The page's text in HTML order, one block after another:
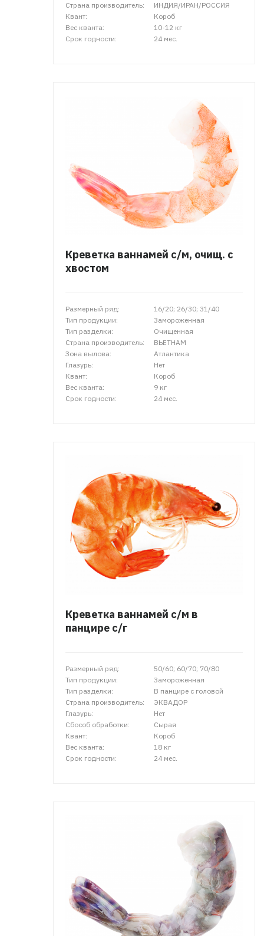
Страна производитель:
ИНДИЯ/ИРАН/РОССИЯ
Квант:
Короб
Вес кванта:
10-12 кг
Срок годности:
24 мес.
Креветка ваннамей с/м, очищ. с
хвостом
Размерный ряд:
16/20; 26/30; 31/40
Тип продукции:
Замороженная
Тип разделки:
Очищенная
Страна производитель:
ВЬЕТНАМ
Зона вылова:
Атлантика
Глазурь:
Нет
Квант:
Короб
Вес кванта:
9 кг
Срок годности:
24 мес.
Креветка ваннамей с/м в
панцире с/г
Размерный ряд:
50/60; 60/70; 70/80
Тип продукции:
Замороженная
Тип разделки:
В панцире с головой
Страна производитель:
ЭКВАДОР
Глазурь:
Нет
Сбособ обработки:
Сырая
Квант:
Короб
Вес кванта:
18 кг
Срок годности:
24 мес.